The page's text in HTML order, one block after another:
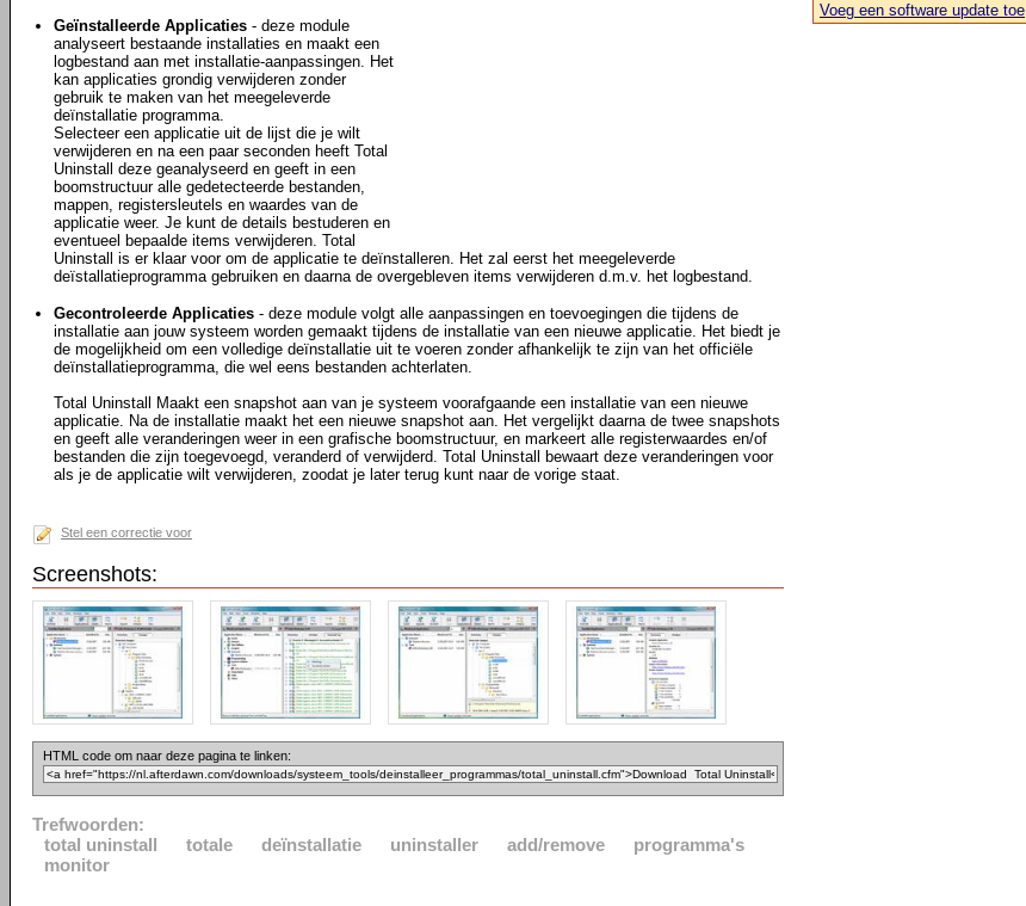
Geïnstalleerde Applicaties - deze module
analyseert bestaande installaties en maakt een
logbestand aan met installatie-aanpassingen. Het
kan applicaties grondig verwijderen zonder
gebruik te maken van het meegeleverde
deïnstallatie programma.
Selecteer een applicatie uit de lijst die je wilt
verwijderen en na een paar seconden heeft Total
Uninstall deze geanalyseerd en geeft in een
boomstructuur alle gedetecteerde bestanden,
mappen, registersleutels en waardes van de
applicatie weer. Je kunt de details bestuderen en
eventueel bepaalde items verwijderen. Total
Uninstall is er klaar voor om de applicatie te deïnstalleren. Het zal eerst het meegeleverde
deïstallatieprogramma gebruiken en daarna de overgebleven items verwijderen d.m.v. het logbestand.
Gecontroleerde Applicaties - deze module volgt alle aanpassingen en toevoegingen die tijdens de
installatie aan jouw systeem worden gemaakt tijdens de installatie van een nieuwe applicatie. Het biedt je
de mogelijkheid om een volledige deïnstallatie uit te voeren zonder afhankelijk te zijn van het officiële
deïnstallatieprogramma, die wel eens bestanden achterlaten.
Total Uninstall Maakt een snapshot aan van je systeem voorafgaande een installatie van een nieuwe
applicatie. Na de installatie maakt het een nieuwe snapshot aan. Het vergelijkt daarna de twee snapshots
en geeft alle veranderingen weer in een grafische boomstructuur, en markeert alle registerwaardes en/of
bestanden die zijn toegevoegd, veranderd of verwijderd. Total Uninstall bewaart deze veranderingen voor
als je de applicatie wilt verwijderen, zoodat je later terug kunt naar de vorige staat.
Stel een correctie voor
Screenshots:
HTML code om naar deze pagina te linken:
Trefwoorden:
total uninstall
totale deïnstallatie uninstaller add/remove
programma's
monitor
Voeg een software update toe